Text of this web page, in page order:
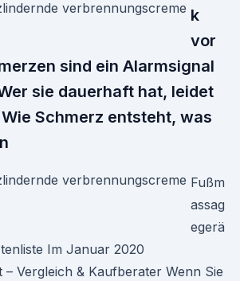
k
vor
sind ein Alarmsignal
sie dauerhaft hat, leidet
Schmerz entsteht, was
Fußm
assag
egerä
Im Januar 2020
– Vergleich & Kaufberater Wenn Sie